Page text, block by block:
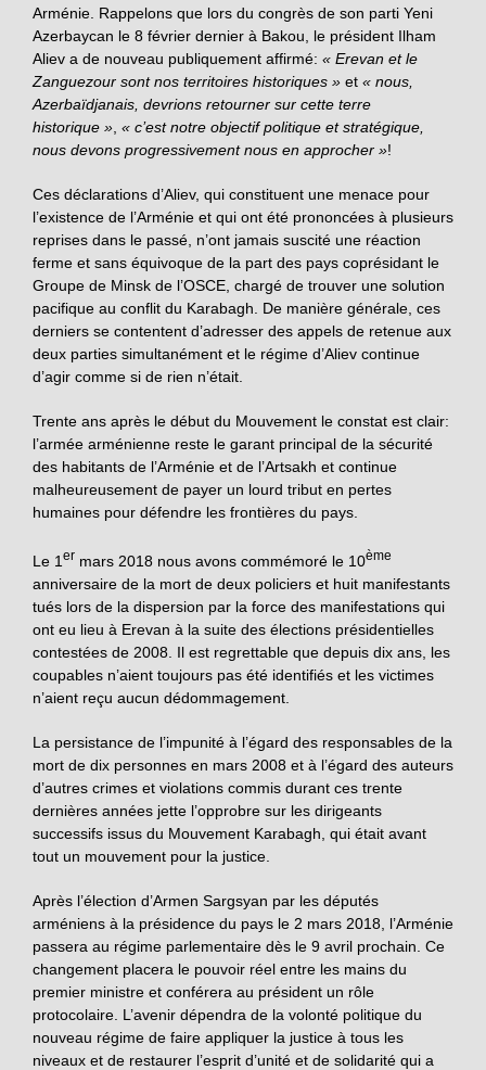
Arménie. Rappelons que lors du congrès de son parti Yeni
Azerbaycan le 8 février dernier à Bakou, le président Ilham
Aliev a de nouveau publiquement affirmé: « Erevan et le
Zanguezour sont nos territoires historiques » et « nous,
Azerbaïdjanais, devrions retourner sur cette terre
historique » « c’est notre objectif politique et stratégique,
nous devons progressivement nous en approcher »!
Ces déclarations d’Aliev, qui constituent une menace pour
l’existence de l’Arménie et qui ont été prononcées à plusieurs
reprises dans le passé, n’ont jamais suscité une réaction
ferme et sans équivoque de la part des pays coprésidant le
Groupe de Minsk de l’OSCE, chargé de trouver une solution
pacifique au conflit du Karabagh. De manière générale, ces
derniers se contentent d’adresser des appels de retenue aux
deux parties simultanément et le régime d’Aliev continue
d’agir comme si de rien n’était.
Trente ans après le début du Mouvement le constat est clair:
l’armée arménienne reste le garant principal de la sécurité
des habitants de l’Arménie et de l’Artsakh et continue
malheureusement de payer un lourd tribut en pertes
humaines pour défendre les frontières du pays.
Le 1 er mars 2018 nous avons commémoré le 10ème
anniversaire de la mort de deux policiers et huit manifestants
tués lors de la dispersion par la force des manifestations qui
ont eu lieu à Erevan à la suite des élections présidentielles
contestées de 2008. Il est regrettable que depuis dix ans, les
coupables n’aient toujours pas été identifiés et les victimes
n’aient reçu aucun dédommagement.
La persistance de l’impunité à l’égard des responsables de la
mort de dix personnes en mars 2008 et à l’égard des auteurs
d’autres crimes et violations commis durant ces trente
dernières années jette l’opprobre sur les dirigeants
successifs issus du Mouvement Karabagh, qui était avant
tout un mouvement pour la justice.
Après l’élection d’Armen Sargsyan par les députés
arméniens à la présidence du pays le 2 mars 2018, l’Arménie
passera au régime parlementaire dès le 9 avril prochain. Ce
changement placera le pouvoir réel entre les mains du
premier ministre et conférera au président un rôle
protocolaire. L’avenir dépendra de la volonté politique du
nouveau régime de faire appliquer la justice à tous les
niveaux et de restaurer l’esprit d’unité et de solidarité qui a